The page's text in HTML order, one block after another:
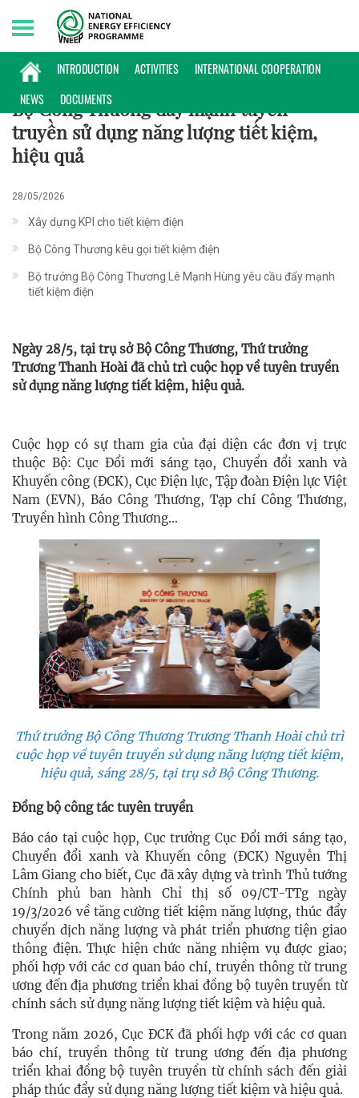
INTRODUCTION ACTIVITIES
INTERNATIONAL COOPERATION
NEWS
DOCUMENTS
Saturday, 08/08/2026 | 00:42 GMT+7
HOẠT ĐỘNG
Bộ Công Thương đẩy mạnh tuyên
truyền sử dụng năng lượng tiết kiệm,
hiệu quả
28/05/2026
Xây dựng KPI cho tiết kiệm điện
Bộ Công Thương kêu gọi tiết kiệm điện
Bộ trưởng Bộ Công Thương Lê Mạnh Hùng yêu cầu đẩy mạnh
tiết kiệm điện
Ngày 28/5, tại trụ sở Bộ Công Thương, Thứ trưởng
Trương Thanh Hoài đã chủ trì cuộc họp về tuyên truyền
sử dụng năng lượng tiết kiệm, hiệu quả.
Cuộc họp có sự tham gia của đại diện các đơn vị trực
thuộc Bộ: Cục Đổi mới sáng tạo, Chuyển đổi xanh và
Khuyến công (ĐCK), Cục Điện lực, Tập đoàn Điện lực Việt
Nam (EVN), Báo Công Thương, Tạp chí Công Thương,
Truyền hình Công Thương…
Thứ trưởng Bộ Công Thương Trương Thanh Hoài chủ trì
cuộc họp về tuyên truyền sử dụng năng lượng tiết kiệm,
hiệu quả, sáng 28/5, tại trụ sở Bộ Công Thương.
Đồng bộ công tác tuyên truyền
Báo cáo tại cuộc họp, Cục trưởng Cục Đổi mới sáng tạo,
Chuyển đổi xanh và Khuyến công (ĐCK) Nguyễn Thị
Lâm Giang cho biết, Cục đã xây dựng và trình Thủ tướng
Chính phủ ban hành Chỉ thị số 09/CT-TTg ngày
19/3/2026 về tăng cường tiết kiệm năng lượng, thúc đẩy
chuyển dịch năng lượng và phát triển phương tiện giao
thông điện. Thực hiện chức năng nhiệm vụ được giao;
phối hợp với các cơ quan báo chí, truyền thông từ trung
ương đến địa phương triển khai đồng bộ tuyên truyền từ
chính sách sử dụng năng lượng tiết kiệm và hiệu quả.
Trong năm 2026, Cục ĐCK đã phối hợp với các cơ quan
báo chí, truyền thông từ trung ương đến địa phương
triển khai đồng bộ tuyên truyền từ chính sách đến giải
pháp thúc đẩy sử dụng năng lượng tiết kiệm và hiệu quả.